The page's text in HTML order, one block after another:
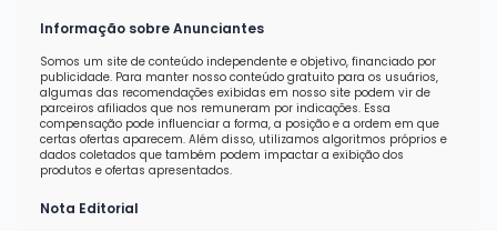
Informação sobre Anunciantes
Somos um site de conteúdo independente e objetivo, financiado por
publicidade. Para manter nosso conteúdo gratuito para os usuários,
algumas das recomendações exibidas em nosso site podem vir de
parceiros afiliados que nos remuneram por indicações. Essa
compensação pode influenciar a forma, a posição e a ordem em que
certas ofertas aparecem. Além disso, utilizamos algoritmos próprios e
dados coletados que também podem impactar a exibição dos
produtos e ofertas apresentados.
Nota Editorial